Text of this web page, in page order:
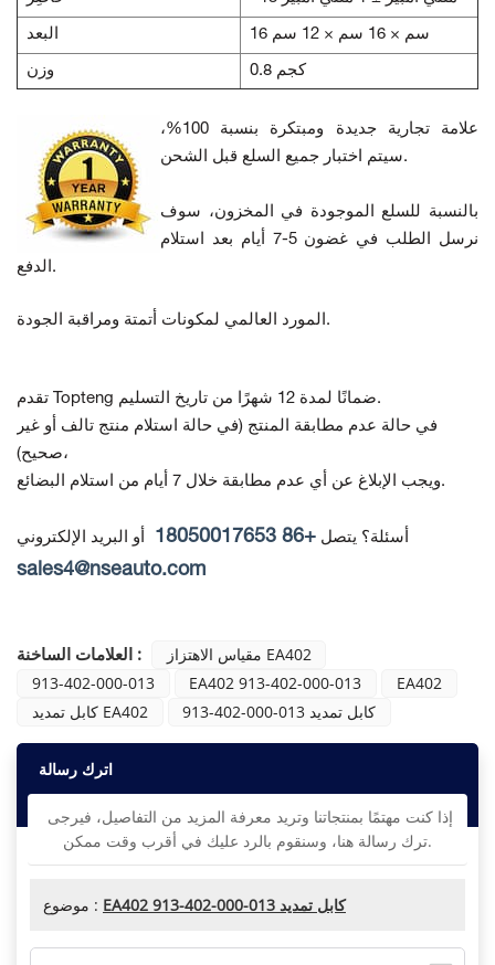
البعد 16 سم × 16 سم × 12 سم
وزن 0.8 كجم
علامة تجارية جديدة ومبتكرة بنسبة 100%،
سيتم اختبار جميع السلع قبل الشحن.
بالنسبة للسلع الموجودة في المخزون، سوف
نرسل الطلب في غضون 5-7 أيام بعد استلام
الدفع.
المورد العالمي لمكونات أتمتة ومراقبة الجودة.
تقدم Topteng ضمانًا لمدة 12 شهرًا من تاريخ التسليم.
في حالة عدم مطابقة المنتج (في حالة استلام منتج تالف أو غير
صحيح)،
ويجب الإبلاغ عن أي عدم مطابقة خلال 7 أيام من استلام البضائع.
أسئلة؟ يتصل +86 18050017653 أو البريد الإلكتروني
sales4@nseauto.com
العلامات الساخنة :
مقياس الاهتزاز EA402
913-402-000-013
EA402 913-402-000-013
EA402
كابل تمديد EA402
913-402-000-013 كابل تمديد
اترك رسالة
ترك رسالة هنا، وسنقوم بالرد عليك في أقرب وقت ممكن.
موضوع : EA402 913-402-000-013 كابل تمديد